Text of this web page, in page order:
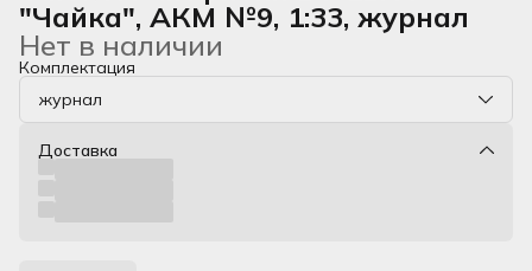
"Чайка", АКМ №9, 1:33, журнал
Нет в наличии
Комплектация
журнал
Доставка